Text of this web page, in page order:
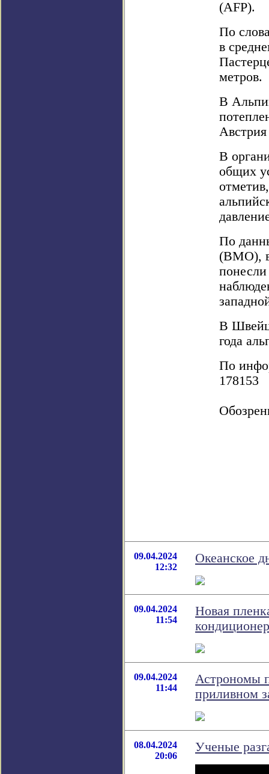
(AFP).
По
в
метров.
В
Австрия
В
общих
По
(ВМО), в
В
года
По
178153
09.04.2024
12:32
Океанское
09.04.2024
11:54
Новая
09.04.2024
11:44
Астрономы
приливном
08.04.2024
20:06
Ученые